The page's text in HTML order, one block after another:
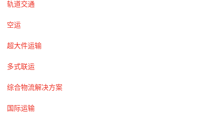
轨道交通
空运
超大件运输
多式联运
综合物流解决方案
国际运输